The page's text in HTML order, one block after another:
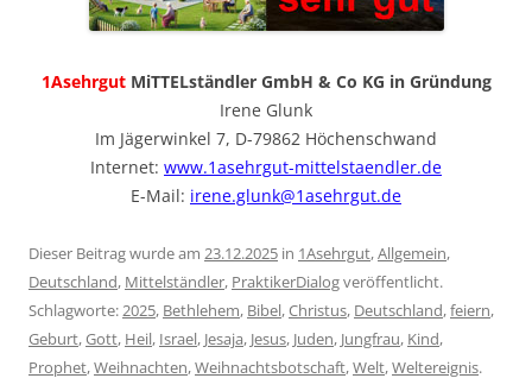
1AsehrgutMiTTELständler GmbH & Co KG in Gründung
Irene Glunk
Im Jägerwinkel 7, D-79862 Höchenschwand
Internet: www.1asehrgut-mittelstaendler.de
E-Mail: irene.glunk@1asehrgut.de
Dieser Beitrag wurde am 23.12.2025 in 1Asehrgut,Allgemein,
Deutschland, Mittelständler, PraktikerDialogveröffentlicht.
Schlagworte:2025, Bethlehem, Bibel,Christus, Deutschland,feiern,
Geburt,Gott, Heil, Israel, Jesaja, Jesus, Juden, Jungfrau, Kind,
Prophet,Weihnachten,Weihnachtsbotschaft,Welt,Weltereignis.